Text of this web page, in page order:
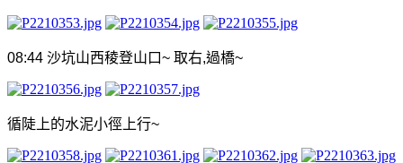
08:44 沙坑山西稜登山口~ 取右,過橋~
循陡上的水泥小徑上行~